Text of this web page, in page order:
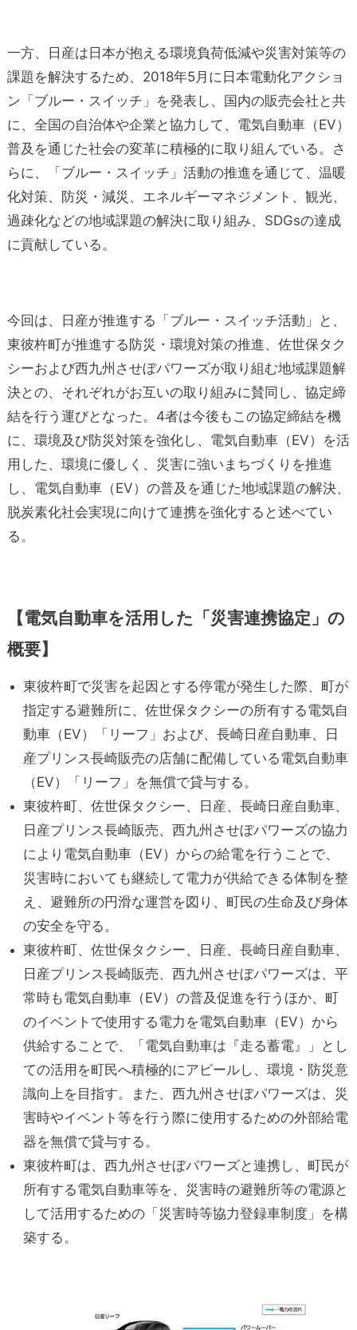
一方、日産は日本が抱える環境負荷低減や災害対策等の
課題を解決するため、2018年5月に日本電動化アクショ
ン「ブルー・スイッチ」を発表し、国内の販売会社と共
に、全国の自治体や企業と協力して、電気自動車（EV）
普及を通じた社会の変革に積極的に取り組んでいる。さ
らに、「ブルー・スイッチ」活動の推進を通じて、温暖
化対策、防災・減災、エネルギーマネジメント、観光、
過疎化などの地域課題の解決に取り組み、SDGsの達成
に貢献している。
今回は、日産が推進する「ブルー・スイッチ活動」と、
東彼杵町が推進する防災・環境対策の推進、佐世保タク
シーおよび西九州させぼパワーズが取り組む地域課題解
決との、それぞれがお互いの取り組みに賛同し、協定締
結を行う運びとなった。4者は今後もこの協定締結を機
に、環境及び防災対策を強化し、電気自動車（EV）を活
用した、環境に優しく、災害に強いまちづくりを推進
し、電気自動車（EV）の普及を通じた地域課題の解決、
脱炭素化社会実現に向けて連携を強化すると述べてい
る。
【電気自動車を活用した「災害連携協定」の
概要】
東彼杵町で災害を起因とする停電が発生した際、町が
指定する避難所に、佐世保タクシーの所有する電気自
動車（EV）「リーフ」および、長崎日産自動車、日
産プリンス長崎販売の店舗に配備している電気自動車
（EV）「リーフ」を無償で貸与する。
東彼杵町、佐世保タクシー、日産、長崎日産自動車、
日産プリンス長崎販売、西九州させぼパワーズの協力
により電気自動車（EV）からの給電を行うことで、
災害時においても継続して電力が供給できる体制を整
え、避難所の円滑な運営を図り、町民の生命及び身体
の安全を守る。
東彼杵町、佐世保タクシー、日産、長崎日産自動車、
日産プリンス長崎販売、西九州させぼパワーズは、平
常時も電気自動車（EV）の普及促進を行うほか、町
のイベントで使用する電力を電気自動車（EV）から
供給することで、「電気自動車は『走る蓄電』」とし
ての活用を町民へ積極的にアピールし、環境・防災意
識向上を目指す。また、西九州させぼパワーズは、災
害時やイベント等を行う際に使用するための外部給電
器を無償で貸与する。
東彼杵町は、西九州させぼパワーズと連携し、町民が
所有する電気自動車等を、災害時の避難所等の電源と
して活用するための「災害時等協力登録車制度」を構
築する。